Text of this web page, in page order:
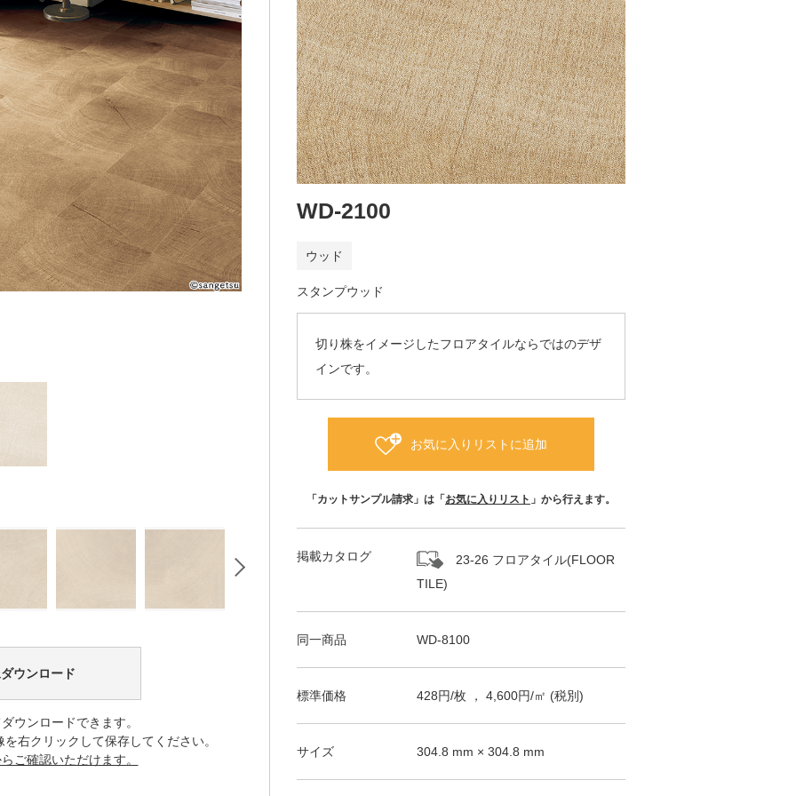
ウンロード
ウンロードできます。
右クリックして保存してください。
ご確認いただけます。
WD-2100
ウッド
スタンプウッド
切り株をイメージしたフロアタイルならではのデザ
インです。
お気に入りリストに追加
「カットサンプル請求」は「 お気に入りリスト 」から行えます。
掲載カタログ
23-26 フロアタイル(FLOOR
TILE)
同一商品 WD-8100
標準価格 428円/枚 ， 4,600円/㎡ (税別)
サイズ 304.8 mm × 304.8 mm